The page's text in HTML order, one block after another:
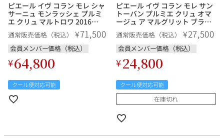
ピエール イヴ コラン モレ シャ
サーニュ モンラッシェ プルミ
エ クリュ マルトロワ 2016
Pierre Yves Colin Morey
Chassagne Montrachet
Maltroie フランス ブルゴーニ
ュ 白ワイン
通常販売価格（税込） ¥71,500
会員メンバー価格（税込）
¥64,800
クール便対応可能
ピエール イヴ コラン モレ サン
トーバン プルミエ クリュ オマ
ージュ ア マルグリット ブラン
2018 サントーバン Pierre Yves
Colin Morey Saint Aubin 1er
Cru Hommage A Marguerite
Blanc フランス ブルゴーニュ 白
ワイン
通常販売価格（税込） ¥27,500
会員メンバー価格（税込）
¥24,800
クール便対応可能
在庫切れ